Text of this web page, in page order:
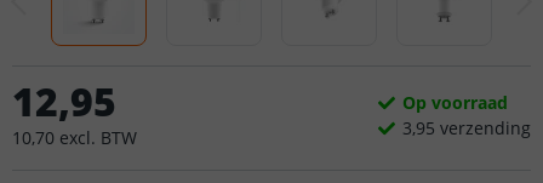
12,95
10,70 excl. BTW
Op voorraad
3,95 verzending